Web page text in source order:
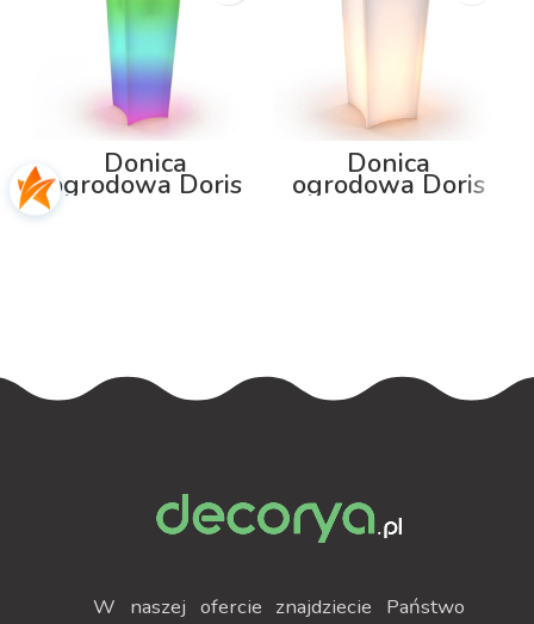
Donica
ogrodowa Doris
Donica
ogrodowa Doris
W naszej ofercie znajdziecie Państwo